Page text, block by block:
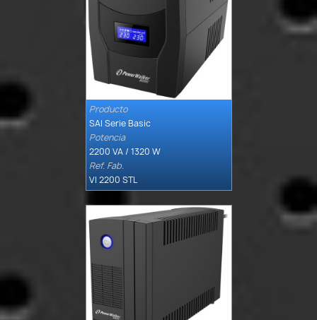

Producto
SAI Serie Basic
Potencia
2200 VA / 1320 W
Ref. Fab.
VI 2200 STL